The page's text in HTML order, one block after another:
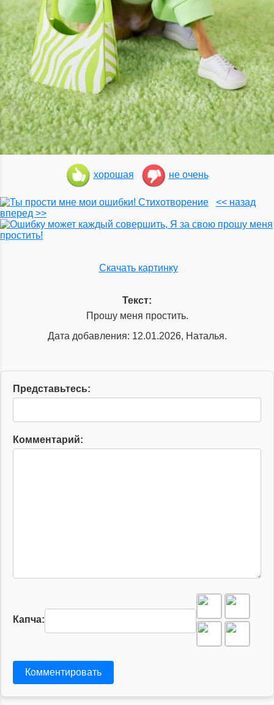
хорошая не очень
<< назад
вперед >>
Скачать картинку
Текст:
Прошу меня простить.
Дата добавления: 12.01.2026, Наталья.
Представьтесь:
Комментарий:
Капча:
Комментировать